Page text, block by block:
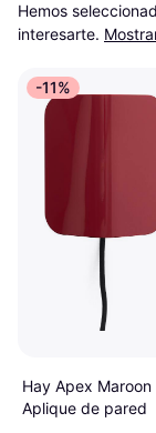
Hemos
interesarte.
-11%
Hay Apex Maroon
Aplique de pared